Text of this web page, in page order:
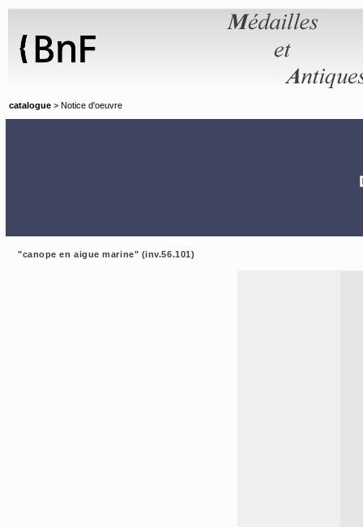
catalogue > Notice d'oeuvre
"canope en aigue marine" (inv.56.101)